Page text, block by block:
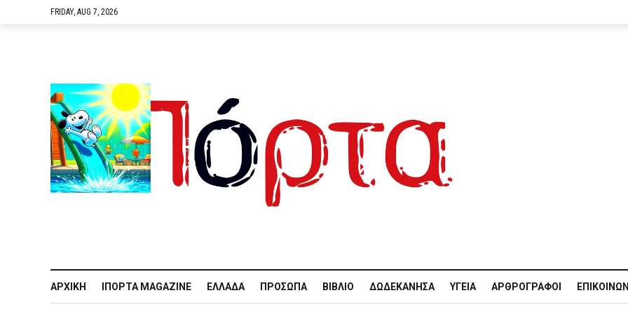
FRIDAY, AUG 7, 2026
ΑΡΧΙΚΉ IΠΌΡΤΑ MAGAZINE ΕΛΛΆΔΑ ΠΡΌΣΩΠΑ ΒΙΒΛΊΟ ΔΩΔΕΚΆΝΗΣΑ ΥΓΕΊΑ ΑΡΘΡΟΓΡΆΦΟΙ